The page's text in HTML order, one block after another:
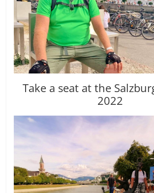
Take a seat at the
2022